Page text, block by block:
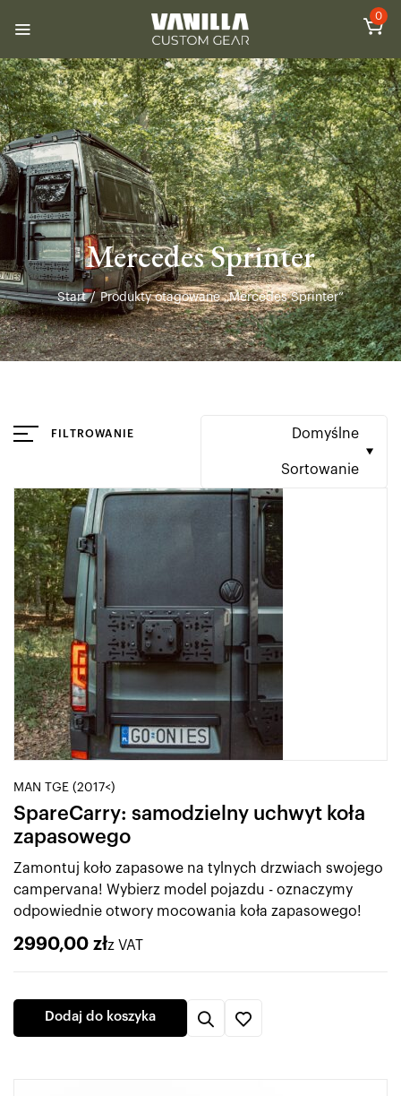
0
Mercedes Sprinter
Start / Produkty otagowane „Mercedes Sprinter”
FILTROWANIE Domyślne
Sortowanie
MAN TGE (2017<)
SpareCarry: samodzielny uchwyt koła
zapasowego
Zamontuj koło zapasowe na tylnych drzwiach swojego
campervana! Wybierz model pojazdu - oznaczymy
odpowiednie otwory mocowania koła zapasowego!
2990,00 złz VAT
Dodaj do koszyka